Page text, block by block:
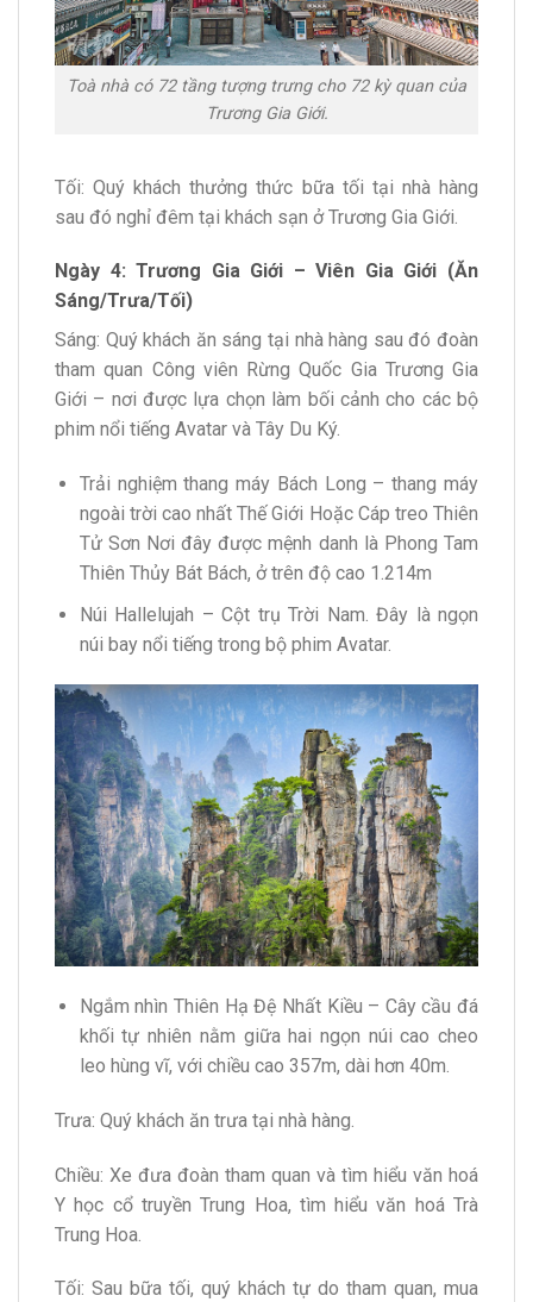
Toà nhà có 72 tầng tượng trưng cho 72 kỳ quan của
Trương Gia Giới.
Tối: Quý khách thưởng thức bữa tối tại nhà hàng
sau đó nghỉ đêm tại khách sạn ở Trương Gia Giới.
Ngày 4: Trương Gia Giới – Viên Gia Giới (Ăn
Sáng/Trưa/Tối)
Sáng: Quý khách ăn sáng tại nhà hàng sau đó đoàn
tham quan Công viên Rừng Quốc Gia Trương Gia
Giới – nơi được lựa chọn làm bối cảnh cho các bộ
phim nổi tiếng Avatar và Tây Du Ký.
Trải nghiệm thang máy Bách Long – thang máy
ngoài trời cao nhất Thế Giới Hoặc Cáp treo Thiên
Tử Sơn Nơi đây được mệnh danh là Phong Tam
Thiên Thủy Bát Bách, ở trên độ cao 1.214m
Núi Hallelujah – Cột trụ Trời Nam. Đây là ngọn
núi bay nổi tiếng trong bộ phim Avatar.
Ngắm nhìn Thiên Hạ Đệ Nhất Kiều – Cây cầu đá
khối tự nhiên nằm giữa hai ngọn núi cao cheo
leo hùng vĩ, với chiều cao 357m, dài hơn 40m.
Trưa: Quý khách ăn trưa tại nhà hàng.
Chiều: Xe đưa đoàn tham quan và tìm hiểu văn hoá
Y học cổ truyền Trung Hoa, tìm hiểu văn hoá Trà
Trung Hoa.
Tối: Sau bữa tối, quý khách tự do tham quan, mua